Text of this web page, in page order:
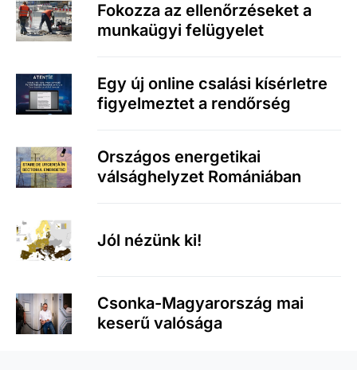
Fokozza az ellenőrzéseket a
munkaügyi felügyelet
Egy új online csalási kísérletre
figyelmeztet a rendőrség
Országos energetikai
válsághelyzet Romániában
Jól nézünk ki!
Csonka-Magyarország mai
keserű valósága